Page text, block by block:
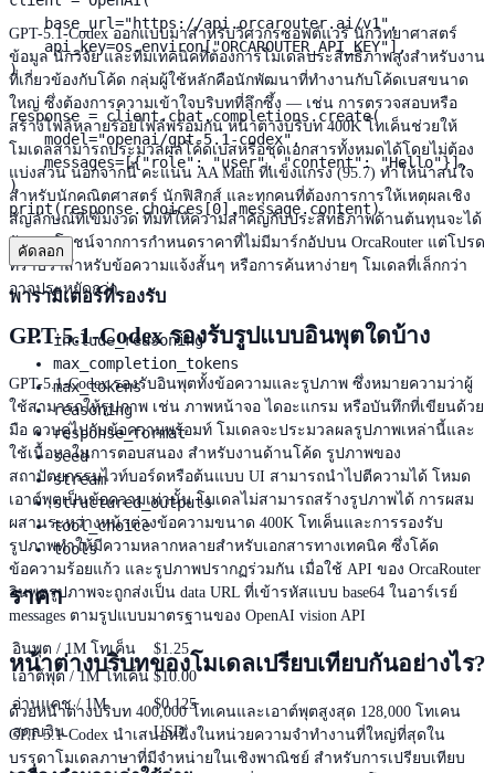
GPT-5.1-Codex ออกแบบมาสำหรับวิศวกรซอฟต์แวร์ นักวิทยาศาสตร์
ข้อมูล นักวิจัย และทีมเทคนิคที่ต้องการโมเดลประสิทธิภาพสูงสำหรับงาน
ที่เกี่ยวข้องกับโค้ด กลุ่มผู้ใช้หลักคือนักพัฒนาที่ทำงานกับโค้ดเบสขนาด
ใหญ่ ซึ่งต้องการความเข้าใจบริบทที่ลึกซึ้ง — เช่น การตรวจสอบหรือ
สร้างไฟล์หลายร้อยไฟล์พร้อมกัน หน้าต่างบริบท 400K โทเค็นช่วยให้
โมเดลสามารถประมวลผลโค้ดเบสหรือชุดเอกสารทั้งหมดได้โดยไม่ต้อง
แบ่งส่วน นอกจากนี้ คะแนน AA Math ที่แข็งแกร่ง (95.7) ทำให้น่าสนใจ
สำหรับนักคณิตศาสตร์ นักฟิสิกส์ และทุกคนที่ต้องการการให้เหตุผลเชิง
สัญลักษณ์ที่เข้มงวด ทีมที่ให้ความสำคัญกับประสิทธิภาพด้านต้นทุนจะได้
รับประโยชน์จากการกำหนดราคาที่ไม่มีมาร์กอัปบน OrcaRouter แต่โปรด
ทราบว่าสำหรับข้อความแจ้งสั้นๆ หรือการค้นหาง่ายๆ โมเดลที่เล็กกว่า
อาจประหยัดกว่า
GPT-5.1-Codex รองรับรูปแบบอินพุตใดบ้าง
GPT-5.1-Codex รองรับอินพุตทั้งข้อความและรูปภาพ ซึ่งหมายความว่าผู้
ใช้สามารถให้รูปภาพ เช่น ภาพหน้าจอ ไดอะแกรม หรือบันทึกที่เขียนด้วย
มือ ควบคู่ไปกับข้อความพร้อมท์ โมเดลจะประมวลผลรูปภาพเหล่านี้และ
ใช้เนื้อหาในการตอบสนอง สำหรับงานด้านโค้ด รูปภาพของ
สถาปัตยกรรมไวท์บอร์ดหรือต้นแบบ UI สามารถนำไปตีความได้ โหมด
เอาต์พุตเป็นข้อความเท่านั้น โมเดลไม่สามารถสร้างรูปภาพได้ การผสม
ผสานระหว่างหน้าต่างข้อความขนาด 400K โทเค็นและการรองรับ
รูปภาพทำให้มีความหลากหลายสำหรับเอกสารทางเทคนิค ซึ่งโค้ด
ข้อความร้อยแก้ว และรูปภาพปรากฏร่วมกัน เมื่อใช้ API ของ OrcaRouter
อินพุตรูปภาพจะถูกส่งเป็น data URL ที่เข้ารหัสแบบ base64 ในอาร์เรย์
messages ตามรูปแบบมาตรฐานของ OpenAI vision API
หน้าต่างบริบทของโมเดลเปรียบเทียบกันอย่างไร?
ด้วยหน้าต่างบริบท 400,000 โทเคนและเอาต์พุตสูงสุด 128,000 โทเคน
GPT-5.1-Codex นำเสนอหนึ่งในหน่วยความจำทำงานที่ใหญ่ที่สุดใน
บรรดาโมเดลภาษาที่มีจำหน่ายในเชิงพาณิชย์ สำหรับการเปรียบเทียบ
    base_url="https://api.orcarouter.ai/v1",
    api_key=os.environ["ORCAROUTER_API_KEY"],
)
response = client.chat.completions.create(
    model="openai/gpt-5.1-codex",
    messages=[{"role": "user", "content": "Hello"}],
)
print(response.choices[0].message.content)
คัดลอก
พารามิเตอร์ที่รองรับ
include_reasoning
max_completion_tokens
max_tokens
reasoning
response_format
seed
stream
structured_outputs
tool_choice
tools
ราคา
อินพุต / 1M โทเค็น
$1.25
เอาต์พุต / 1M โทเค็น $10.00
อ่านแคช / 1M
$0.125
สกุลเงิน
USD